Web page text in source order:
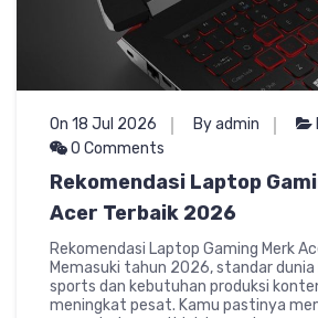
On 18 Jul 2026 By admin
0 Comments
Rekomendasi Laptop
Acer Terbaik 2026
Rekomendasi Laptop Gaming Merk
Memasuki tahun 2026, standar
sports dan kebutuhan produksi
meningkat pesat. Kamu pastinya